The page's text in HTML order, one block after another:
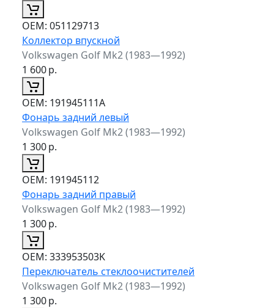
ОЕМ: 051129713
Коллектор впускной
Volkswagen Golf Mk2 (1983—1992)
1 600р.
ОЕМ: 191945111A
Фонарь задний левый
Volkswagen Golf Mk2 (1983—1992)
1 300р.
ОЕМ: 191945112
Фонарь задний правый
Volkswagen Golf Mk2 (1983—1992)
1 300р.
ОЕМ: 333953503K
Переключатель стеклоочистителей
Volkswagen Golf Mk2 (1983—1992)
1 300р.